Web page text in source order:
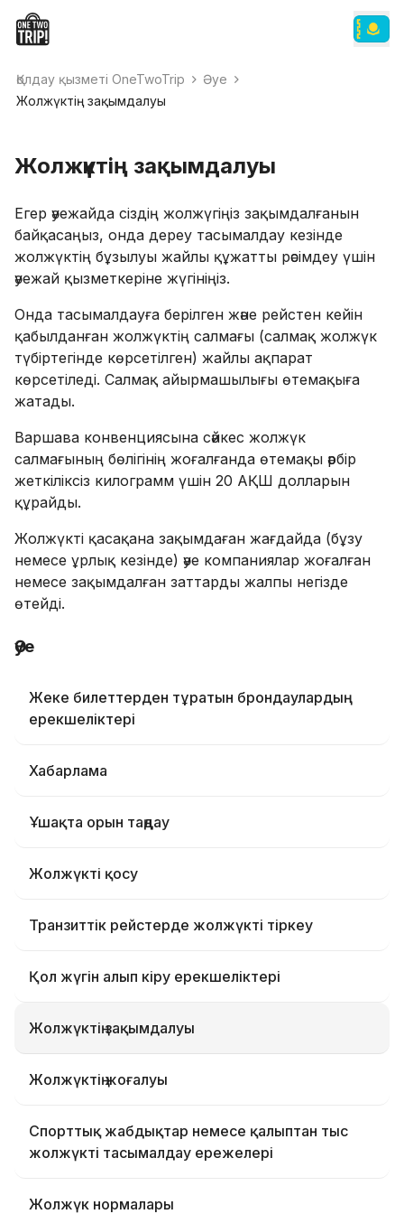
Қолдау қызметі OneTwoTrip
Әуе
Жолжүктің зақымдалуы
Жолжүктің зақымдалуы
Егер әуежайда сіздің жолжүгіңіз зақымдалғанын
байқасаңыз, онда дереу тасымалдау кезінде
жолжүктің бұзылуы жайлы құжатты рәсімдеу үшін
әуежай қызметкеріне жүгініңіз.
Онда тасымалдауға берілген және рейстен кейін
қабылданған жолжүктің салмағы (салмақ жолжүк
түбіртегінде көрсетілген) жайлы ақпарат
көрсетіледі. Салмақ айырмашылығы өтемақыға
жатады.
Варшава конвенциясына сәйкес жолжүк
салмағының бөлігінің жоғалғанда өтемақы әрбір
жеткіліксіз килограмм үшін 20 АҚШ долларын
құрайды.
Жолжүкті қасақана зақымдаған жағдайда (бұзу
немесе ұрлық кезінде) әуе компаниялар жоғалған
немесе зақымдалған заттарды жалпы негізде
өтейді.
Әуе
Жеке билеттерден тұратын брондаулардың
ерекшеліктері
Хабарлама
Ұшақта орын таңдау
Жолжүкті қосу
Транзиттік рейстерде жолжүкті тіркеу
Қол жүгін алып кіру ерекшеліктері
Жолжүктің зақымдалуы
Жолжүктің жоғалуы
Спорттық жабдықтар немесе қалыптан тыс
жолжүкті тасымалдау ережелері
Жолжүк нормалары